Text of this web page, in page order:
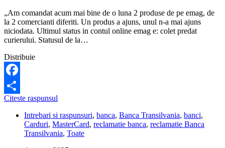
fraudă?
„Am comandat acum mai bine de o luna 2 produse de pe emag, de
la 2 comercianti diferiti. Un produs a ajuns, unul n-a mai ajuns
niciodata. Ultimul status in contul online emag e: colet predat
curierului. Statusul de la…
Distribuie
Facebook
Partajează
Citeste raspunsul
plătit
cu
cardul
Intrebari si raspunsuri, banca, Banca Transilvania, banci,
Carduri, MasterCard, reclamatie banca, reclamatie Banca
Transilvania, Toate